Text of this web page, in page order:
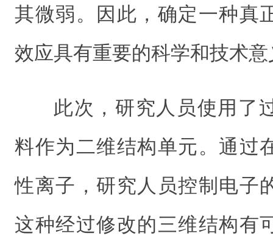
其微弱。因此，确定一种真
效应具有重要的科学和技术意
此次，研究人员使用了
料作为二维结构单元。通过
性离子，研究人员控制电子
这种经过修改的三维结构有